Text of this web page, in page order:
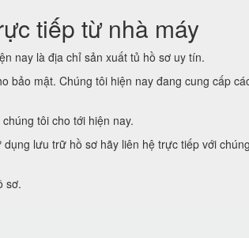
tiếp từ nhà máy
nay là địa chỉ sản xuất tủ hồ sơ uy tín.
mật. Chúng tôi hiện nay đang cung cấp
tôi cho tới hiện nay.
lưu trữ hồ sơ hãy liên hệ trực tiếp với
sơ.